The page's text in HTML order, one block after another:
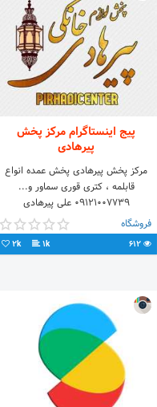
پیج اینستاگرام مرکز پخش
پیرهادی
مرکز پخش پیرهادی پخش عمده انواع
قابلمه ، کتری قوری سماور و...
۰۹۱۲۱۰۰۷۷۳۹ علی پیرهادی
۰۹۱۲۸۴۶۷۶۱۳ فرهاد تقوی
۰۲۱۵۵۰۵۰۶۴۸
فروشگاه
612
1k
2k